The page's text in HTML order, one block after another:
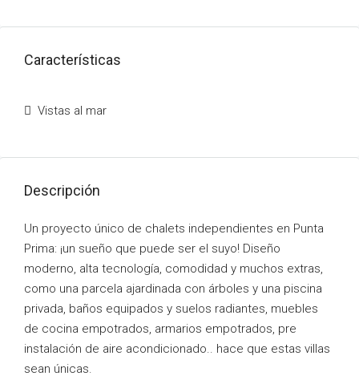
Características
Vistas al mar
Descripción
Un proyecto único de chalets independientes en Punta
Prima: ¡un sueño que puede ser el suyo! Diseño
moderno, alta tecnología, comodidad y muchos extras,
como una parcela ajardinada con árboles y una piscina
privada, baños equipados y suelos radiantes, muebles
de cocina empotrados, armarios empotrados, pre
instalación de aire acondicionado.. hace que estas villas
sean únicas.